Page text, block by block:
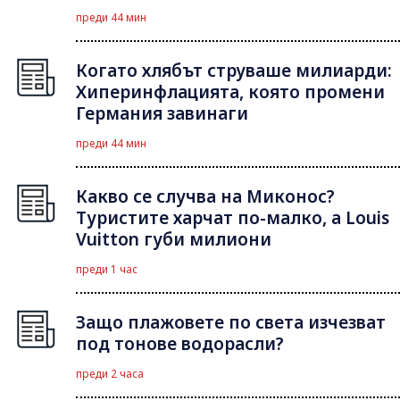
преди 44 мин
Когато хлябът струваше милиарди:
Хиперинфлацията, която промени
Германия завинаги
преди 44 мин
Какво се случва на Миконос?
Туристите харчат по-малко, а Louis
Vuitton губи милиони
преди 1 час
Защо плажовете по света изчезват
под тонове водорасли?
преди 2 часа